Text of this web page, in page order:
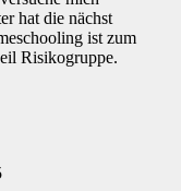
hat die nächst
ist zum
Risikogruppe.